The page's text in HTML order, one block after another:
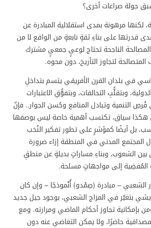
جولة صراعات أخرى؟
لكنها مرهونة بمدى استقلالية المبادرة عن
قدرتها على بناءِ ثقةٍ نابعةٍ من الواقع لا من
المصالحة الناجحة تحتاج لوعيٍ جمعيٍ مشترك
المتصالحة لتجاوز التأريخ، دون محوه.
في بلدان القرن الأفريقي يتسم بتداخلِ
وبتقلُّبِ التحالفات، وبتفوُّقِ الاعتبارات
فُرصِ التنمية وتبادل المنافع وحُسن الجوار.. فإنّ
هكذا سياق، تكتسب أهمية خاصة ليس بوصفها
بل أيضًا كمؤشرٍ على تطور تفكير النُخب
المجتمع المدني في المنطقة إزاء ضرورة
بين الشعوب، وبناءِ مساراتٍ بديلةٍ عن منطقِ
المُفضِية إلى مواجهاتٍ مسلحة.
الشعبي – مبادرة (صِمْدو) أُنْموذجًا – وإن كان
بتغيّر في المزاج الشعبي، بوجود جيل جديد
بإمكانية تجاوز أحكام الماضي ومرارته. ومع
حاضرًا، ولا يمكن التغاضي عنه دون